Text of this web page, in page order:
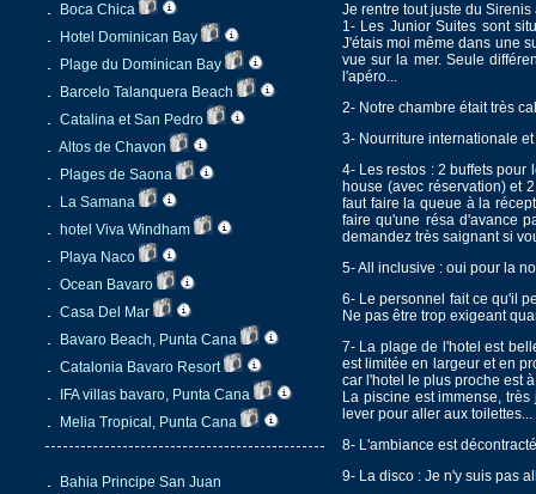
Boca Chica
Hotel Dominican Bay
Plage du Dominican Bay
Barcelo Talanquera Beach
Catalina et San Pedro
Altos de Chavon
Plages de Saona
La Samana
hotel Viva Windham
Playa Naco
Ocean Bavaro
Casa Del Mar
Bavaro Beach, Punta Cana
Catalonia Bavaro Resort
IFA villas bavaro, Punta Cana
Melia Tropical, Punta Cana
Bahia Principe San Juan
Je rentre tout juste du
1- Les Junior Suites sont
J'étais moi même dans une
vue sur la mer. Seule
l'apéro...
2- Notre chambre était très
3- Nourriture internationale
4- Les restos : 2 buffets pour
house (avec réservation) et
faut faire la queue à la
faire qu'une résa d'avance
demandez très saignant si
5- All inclusive : oui pour la
6- Le personnel fait ce qu'il
Ne pas être trop exigeant
7- La plage de l'hotel est
est limitée en largeur et en
car l'hotel le plus proche est
La piscine est immense,
lever pour aller aux toilettes...
8- L'ambiance est
9- La disco : Je n'y suis pas